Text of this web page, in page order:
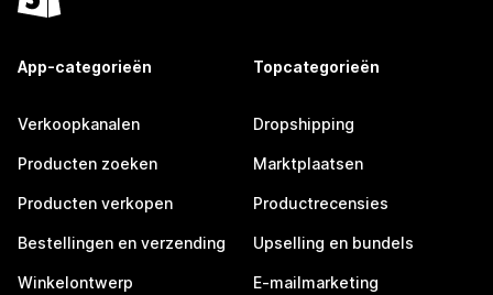
App-categorieën
Verkoopkanalen
Producten zoeken
Producten verkopen
Bestellingen en verzending
Winkelontwerp
Topcategorieën
Dropshipping
Marktplaatsen
Productrecensies
Upselling en bundels
E-mailmarketing